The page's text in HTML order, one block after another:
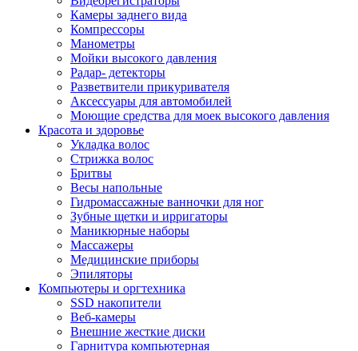
Камеры заднего вида
Компрессоры
Манометры
Мойки высокого давления
Радар- детекторы
Разветвители прикуривателя
Аксессуары для автомобилей
Моющие средства для моек высокого давления
Красота и здоровье
Укладка волос
Стрижка волос
Бритвы
Весы напольные
Гидромассажные ванночки для ног
Зубные щетки и ирригаторы
Маникюрные наборы
Массажеры
Медицинские приборы
Эпиляторы
Компьютеры и оргтехника
SSD накопители
Веб-камеры
Внешние жесткие диски
Гарнитура компьютерная